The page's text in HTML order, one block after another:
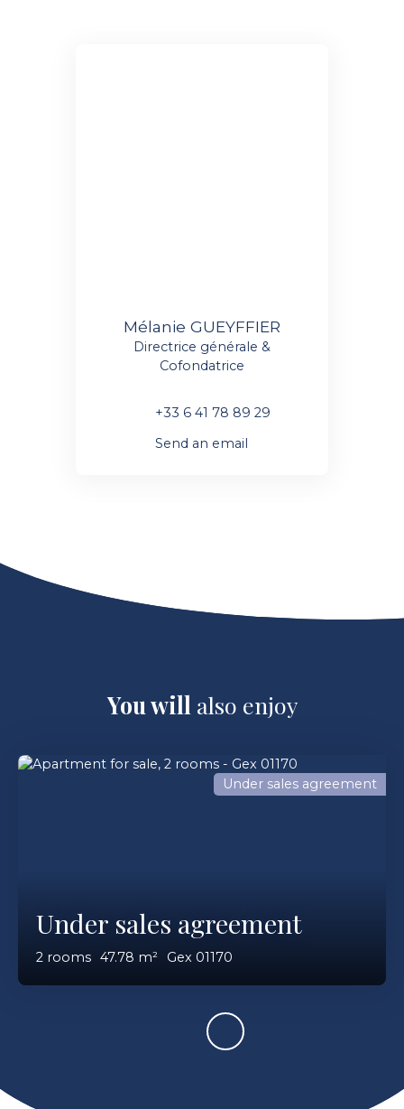
Mélanie GUEYFFIER
Directrice générale &
Cofondatrice
+33 6 41 78 89 29
Send an email
You will also enjoy
Under sales agreement
2 rooms 47.78 m² Gex 01170
Under sales agreement